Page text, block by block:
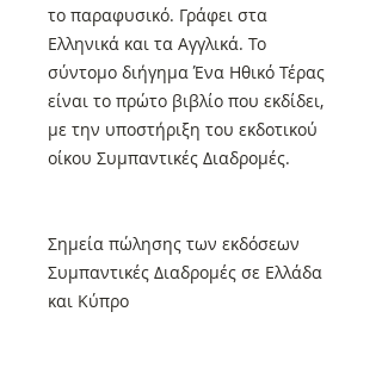
το παραφυσικό. Γράφει στα
Ελληνικά και τα Αγγλικά. Το
σύντομο διήγημα Ένα Ηθικό Τέρας
είναι το πρώτο βιβλίο που εκδίδει,
με την υποστήριξη του εκδοτικού
οίκου Συμπαντικές Διαδρομές.
Σημεία πώλησης των εκδόσεων
Συμπαντικές Διαδρομές σε Ελλάδα
και Κύπρο